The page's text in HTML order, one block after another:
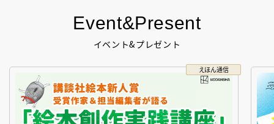
Event&Present
イベント&プレゼント
えほん通信